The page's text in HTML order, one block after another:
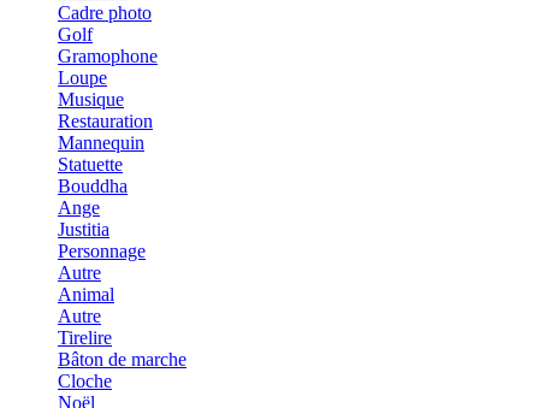
Cadre photo
Golf
Gramophone
Loupe
Musique
Restauration
Mannequin
Statuette
Bouddha
Ange
Justitia
Personnage
Autre
Animal
Autre
Tirelire
Bâton de marche
Cloche
Noël